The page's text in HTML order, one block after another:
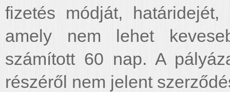
fizetés módját,
amely nem lehet
számított 60 nap. A
részéről nem jelent